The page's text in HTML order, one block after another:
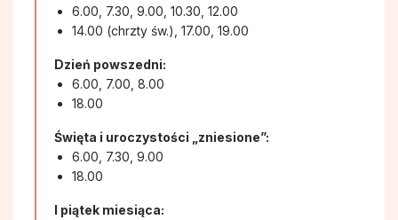
6.00, 7.30, 9.00, 10.30, 12.00
14.00 (chrzty św.), 17.00, 19.00
Dzień powszedni:
6.00, 7.00, 8.00
18.00
Święta i uroczystości „zniesione”:
6.00, 7.30, 9.00
18.00
I piątek miesiąca: